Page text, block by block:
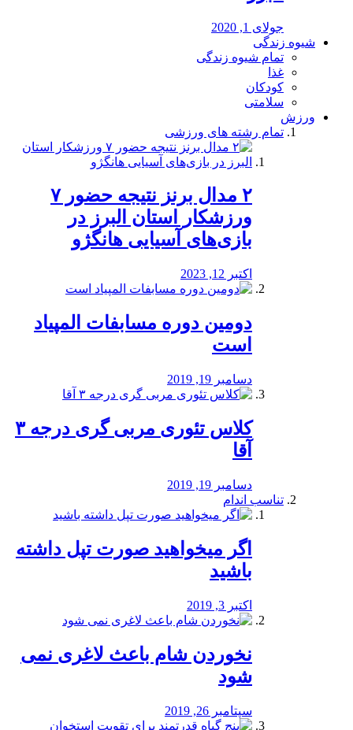
جولای 1, 2020
شیوه زندگی
تمام شیوه زندگی
غذا
کودکان
سلامتی
ورزش
تمام رشته های ورزشی
۲ مدال برنز نتیجه حضور ۷
ورزشکار استان البرز در
بازی‌های آسیایی هانگژو
اکتبر 12, 2023
دومین دوره مسابفات المپیاد
است
دسامبر 19, 2019
کلاس تئوری مربی گری درجه ۳
آقا
دسامبر 19, 2019
تناسب اندام
اگر میخواهید صورت تپل داشته
باشید
اکتبر 3, 2019
نخوردن شام باعث لاغری نمی
‌شود
سپتامبر 26, 2019